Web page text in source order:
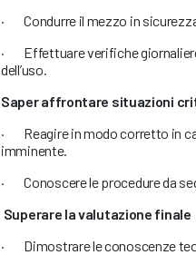
· Condurre il mezzo in
· Effettuare verifiche
dell’uso.
Saper affrontare situazioni
· Reagire in modo corretto in
imminente.
· Conoscere le procedure da
Superare la valutazione finale
· Dimostrare le conoscenze